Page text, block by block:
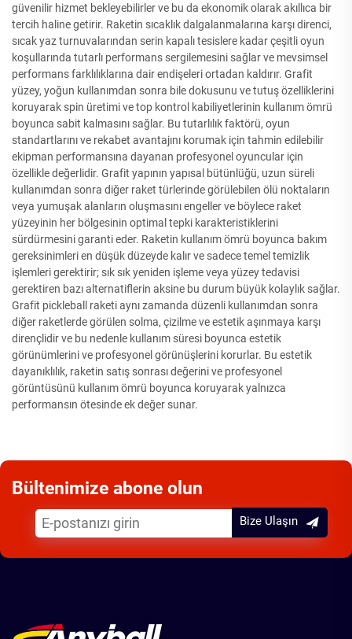
güvenilir hizmet bekleyebilirler ve bu da ekonomik olarak akıllıca bir
tercih haline getirir. Raketin sıcaklık dalgalanmalarına karşı direnci,
sıcak yaz turnuvalarından serin kapalı tesislere kadar çeşitli oyun
koşullarında tutarlı performans sergilemesini sağlar ve mevsimsel
performans farklılıklarına dair endişeleri ortadan kaldırır. Grafit
yüzey, yoğun kullanımdan sonra bile dokusunu ve tutuş özelliklerini
koruyarak spin üretimi ve top kontrol kabiliyetlerinin kullanım ömrü
boyunca sabit kalmasını sağlar. Bu tutarlılık faktörü, oyun
standartlarını ve rekabet avantajını korumak için tahmin edilebilir
ekipman performansına dayanan profesyonel oyuncular için
özellikle değerlidir. Grafit yapının yapısal bütünlüğü, uzun süreli
kullanımdan sonra diğer raket türlerinde görülebilen ölü noktaların
veya yumuşak alanların oluşmasını engeller ve böylece raket
yüzeyinin her bölgesinin optimal tepki karakteristiklerini
sürdürmesini garanti eder. Raketin kullanım ömrü boyunca bakım
gereksinimleri en düşük düzeyde kalır ve sadece temel temizlik
işlemleri gerektirir; sık sık yeniden işleme veya yüzey tedavisi
gerektiren bazı alternatiflerin aksine bu durum büyük kolaylık sağlar.
Grafit pickleball raketi aynı zamanda düzenli kullanımdan sonra
diğer raketlerde görülen solma, çizilme ve estetik aşınmaya karşı
dirençlidir ve bu nedenle kullanım süresi boyunca estetik
görünümlerini ve profesyonel görünüşlerini korurlar. Bu estetik
dayanıklılık, raketin satış sonrası değerini ve profesyonel
görüntüsünü kullanım ömrü boyunca koruyarak yalnızca
performansın ötesinde ek değer sunar.
Bültenimize abone olun
Bize Ulaşın